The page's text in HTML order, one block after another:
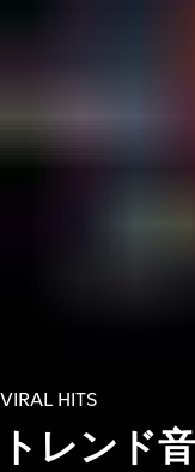
VIRAL HITS
トレンド